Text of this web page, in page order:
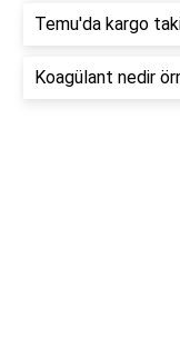
Temu'da kargo
Koagülant nedir